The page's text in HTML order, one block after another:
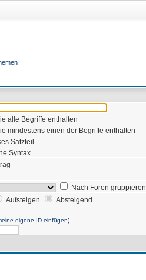
alle Begriffe enthalten
mindestens einen der Begriffe enthalten
Satzteil
Syntax
Nach Foren gruppieren
Aufsteigen
Absteigend
eigene ID einfügen)